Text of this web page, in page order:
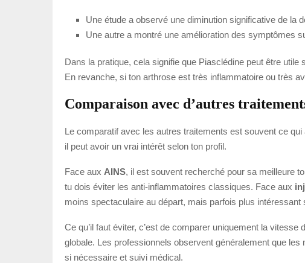
Une étude a observé une diminution significative de la
Une autre a montré une amélioration des symptômes
Dans la pratique, cela signifie que Piasclédine peut être utile
En revanche, si ton arthrose est très inflammatoire ou très
Comparaison avec d’autres
Le comparatif avec les autres traitements est souvent ce
il peut avoir un vrai intérêt selon ton profil.
Face aux AINS, il est souvent recherché pour sa meilleure
tu dois éviter les anti-inflammatoires classiques. Face aux
moins spectaculaire au départ, mais parfois plus intéressant
Ce qu’il faut éviter, c’est de comparer uniquement la
globale. Les professionnels observent généralement que
si nécessaire et suivi médical.